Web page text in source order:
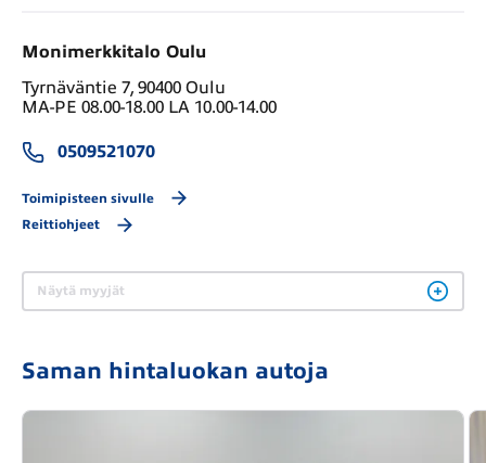
Monimerkkitalo Oulu
Tyrnäväntie 7, 90400 Oulu
MA-PE 08.00-18.00 LA 10.00-14.00
0509521070
Toimipisteen sivulle
Reittiohjeet
Näytä myyjät
Saman hintaluokan autoja